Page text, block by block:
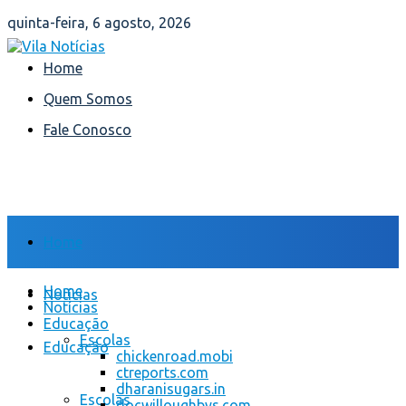
quinta-feira, 6 agosto, 2026
Home
Quem Somos
Fale Conosco
Home
Notícias
Educação
Escolas
Home
Notícias
Educação
Escolas
chickenroad.mobi
ctreports.com
dharanisugars.in